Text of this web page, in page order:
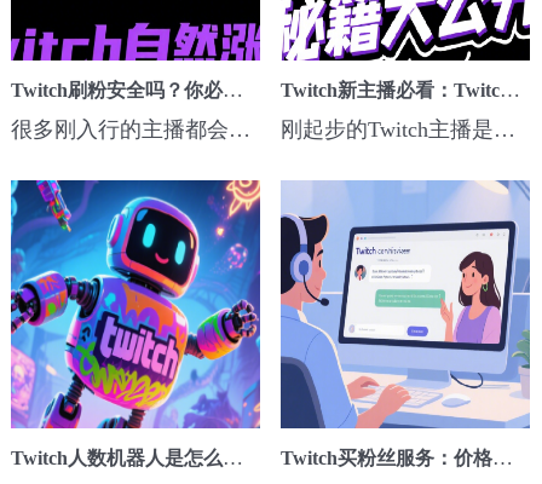
Twitch刷粉安全吗？你必须知道的封号风险与保护策略
很多刚入行的主播都会问：“Twitch刷粉到底安不安全？会不会被封号？”今天这篇就来彻底讲清楚Twitch刷粉的风险、平台风控机制，以及如何规避被封号、保护账号安全，给新主播一个清晰参考。📌 一、Twitch刷粉的现状刷粉（包括买粉丝、观众人数、掉宝观众）在Twitch圈子并不少见，尤其是新主播冲数据、掉宝活动造势的时候。...
Twitch​新主播必看：Twitch粉丝购买 vs 自然涨粉的优缺点
刚起步的Twitch主播是否应该购买粉丝？本文详细分析购买粉丝与自然增长的优缺点，帮助新手主播做出明智决策，实现长期稳定发展。...
Twitch人数机器人是怎么刷的？原理、安全性揭秘 Twitch买粉丝服务：价格、速度与封号风险对比